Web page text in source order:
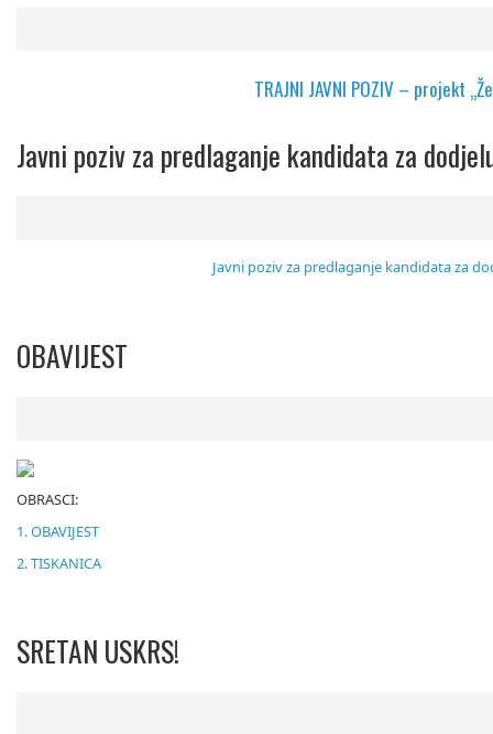
TRAJNI JAVNI POZIV – projekt
Javni poziv za predlaganje kandidata za
Javni poziv za predlaganje kandidata za
OBAVIJEST
OBRASCI:
1. OBAVIJEST
2. TISKANICA
SRETAN USKRS!